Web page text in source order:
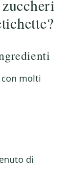
con molti
di